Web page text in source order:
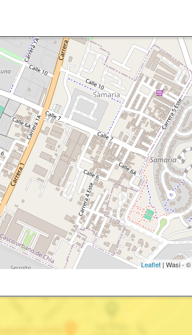
Leaflet | Wasi - ©